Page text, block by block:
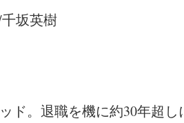
坂英樹
ド。退職を機に約30年超